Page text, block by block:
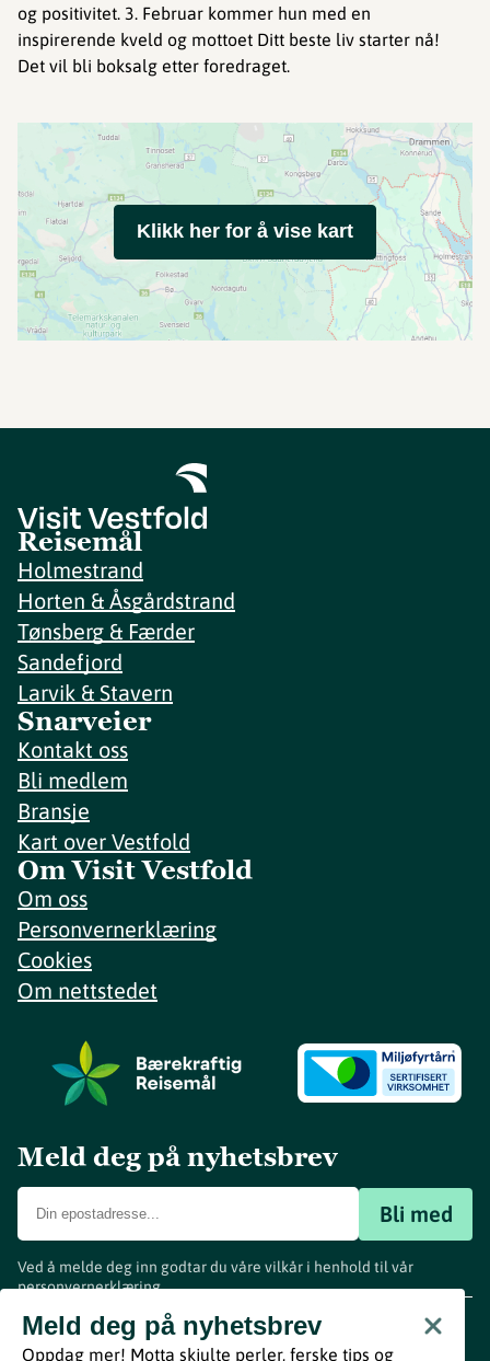
og positivitet. 3. Februar kommer hun med en
inspirerende kveld og mottoet Ditt beste liv starter nå!
Det vil bli boksalg etter foredraget.
Klikk her for å vise kart
Reisemål
Holmestrand
Horten & Åsgårdstrand
Tønsberg & Færder
Sandefjord
Larvik & Stavern
Snarveier
Kontakt oss
Bli medlem
Bransje
Kart over Vestfold
Om Visit Vestfold
Om oss
Personvernerklæring
Cookies
Om nettstedet
Meld deg på nyhetsbrev
Bli med
Ved å melde deg inn godtar du våre vilkår i henhold til vår
personvernerklæring.
Meld deg på nyhetsbrev
Oppdag mer! Motta skjulte perler, ferske tips og
www.visitvestfold.com
Turistinformasjon